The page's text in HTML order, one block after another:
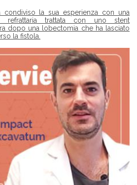
condiviso la sua esperienza con una
refrattaria trattata con uno stent
dopo una lobectomia che ha lasciato
la fistola.